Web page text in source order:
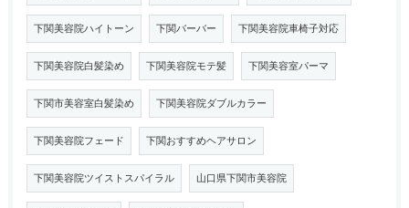
下関美容院ハイトーン 下関バーバー 下関美容院車椅子対応
下関美容院白髪染め 下関美容院モテ髪 下関美容室パーマ
下関市美容室白髪染め 下関美容院ダブルカラー
下関美容院フェード 下関おすすめヘアサロン
下関美容院ツイストスパイラル 山口県下関市美容院